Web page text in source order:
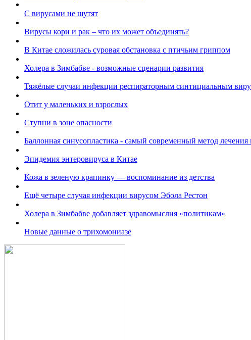
С вирусами не шутят
Вирусы кори и рак – что их может объединять?
В Китае сложилась суровая обстановка с птичьим гриппом
Холера в Зимбабве - возможные сценарии развития
Тяжёлые случаи инфекции респираторным синтициальным
Отит у маленьких и взрослых
Ступни в зоне опасности
Баллонная синусопластика - самый современный метод лечения
Эпидемия энтеровируса в Китае
Кожа в зеленую крапинку — воспоминание из детства
Ещё четыре случая инфекции вирусом Эбола Рестон
Холера в Зимбабве добавляет здравомыслия «политикам»
Новые данные о трихомониазе